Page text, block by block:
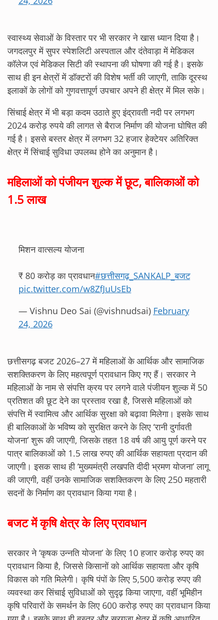
स्वास्थ्य सेवाओं के विस्तार पर भी सरकार ने खास ध्यान दिया है।
जगदलपुर में सुपर स्पेशलिटी अस्पताल और दंतेवाड़ा में मेडिकल
कॉलेज एवं मेडिकल सिटी की स्थापना की घोषणा की गई है। इसके
साथ ही इन क्षेत्रों में डॉक्टरों की विशेष भर्ती की जाएगी, ताकि दूरस्थ
इलाकों के लोगों को गुणवत्तापूर्ण उपचार अपने ही क्षेत्र में मिल सके।
सिंचाई क्षेत्र में भी बड़ा कदम उठाते हुए इंद्रावती नदी पर लगभग
2024 करोड़ रुपये की लागत से बैराज निर्माण की योजना घोषित की
गई है। इससे बस्तर क्षेत्र में लगभग 32 हजार हेक्टेयर अतिरिक्त
क्षेत्र में सिंचाई सुविधा उपलब्ध होने का अनुमान है।
महिलाओं को पंजीयन शुल्क में छूट, बालिकाओं को
1.5 लाख
मिशन वात्सल्य योजना
₹ 80 करोड़ का प्रावधान#छत्तीसगढ़_SANKALP_बजट
pic.twitter.com/w8ZfJuUsEb
— Vishnu Deo Sai (@vishnudsai) February
24, 2026
छत्तीसगढ़ बजट 2026–27 में महिलाओं के आर्थिक और सामाजिक
सशक्तिकरण के लिए महत्वपूर्ण प्रावधान किए गए हैं। सरकार ने
महिलाओं के नाम से संपत्ति क्रय पर लगने वाले पंजीयन शुल्क में 50
प्रतिशत की छूट देने का प्रस्ताव रखा है, जिससे महिलाओं को
संपत्ति में स्वामित्व और आर्थिक सुरक्षा को बढ़ावा मिलेगा। इसके साथ
ही बालिकाओं के भविष्य को सुरक्षित करने के लिए ‘रानी दुर्गावती
योजना’ शुरू की जाएगी, जिसके तहत 18 वर्ष की आयु पूर्ण करने पर
पात्र बालिकाओं को 1.5 लाख रुपए की आर्थिक सहायता प्रदान की
जाएगी। इसक साथ ही ‘मुख्यमंत्री लखपति दीदी भ्रमण योजना’ लागू
की जाएगी, वहीं उनके सामाजिक सशक्तिकरण के लिए 250 महतारी
सदनों के निर्माण का प्रावधान किया गया है।
बजट में कृषि क्षेत्र के लिए प्रावधान
सरकार ने ‘कृषक उन्नति योजना’ के लिए 10 हजार करोड़ रुपए का
प्रावधान किया है, जिससे किसानों को आर्थिक सहायता और कृषि
विकास को गति मिलेगी। कृषि पंपों के लिए 5,500 करोड़ रुपए की
व्यवस्था कर सिंचाई सुविधाओं को सुदृढ़ किया जाएगा, वहीं भूमिहीन
कृषि परिवारों के समर्थन के लिए 600 करोड़ रुपए का प्रावधान किया